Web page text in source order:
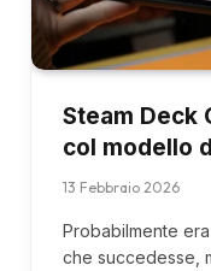
Steam Deck
col modello
13 Febbraio 2026
Probabilmente
che succedesse,